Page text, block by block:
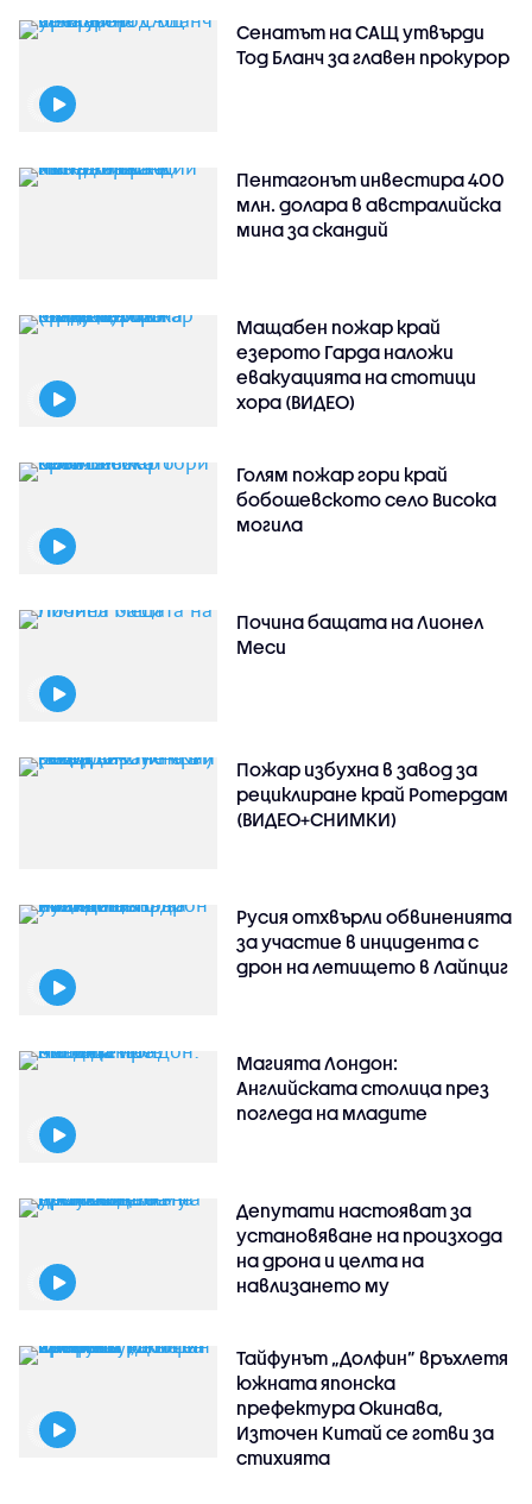
Сенатът на САЩ утвърди
Тод Бланч за главен прокурор
Пентагонът инвестира 400
млн. долара в австралийска
мина за скандий
Мащабен пожар край
езерото Гарда наложи
евакуацията на стотици
хора (ВИДЕО)
Голям пожар гори край
бобошевското село Висока
могила
Почина бащата на Лионел
Меси
Пожар избухна в завод за
рециклиране край Ротердам
(ВИДЕО+СНИМКИ)
Русия отхвърли обвиненията
за участие в инцидента с
дрон на летището в Лайпциг
Магията Лондон:
Английската столица през
погледа на младите
Депутати настояват за
установяване на произхода
на дрона и целта на
навлизането му
Тайфунът „Долфин” връхлетя
южната японска
префектура Окинава,
Източен Китай се готви за
стихията